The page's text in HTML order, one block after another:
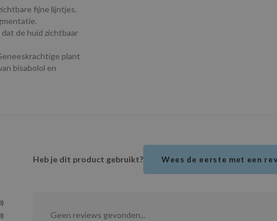
fijne lijntjes.
de huid zichtbaar
plant
bisabolol en
Heb je dit product gebruikt? Wees de eerste met een
Geen reviews gevonden...